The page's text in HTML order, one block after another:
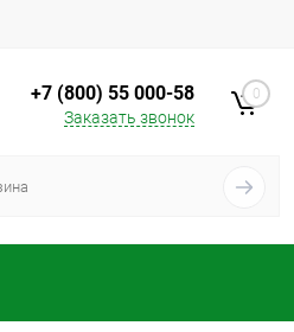
+7 (800) 55 000-58
Заказать звонок
0